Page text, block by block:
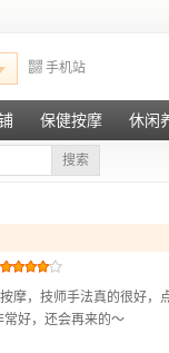
手机站
保健按摩 休闲
搜索
摩，技师手法真的很好
好，还会再来的～